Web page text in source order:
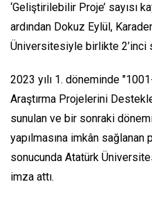
‘Geliştirilebilir Proje’ sayısı
ardından Dokuz Eylül,
Üniversitesiyle birlikte 2’inci
2023 yılı 1. döneminde
Araştırma Projelerini
sunulan ve bir sonraki
yapılmasına imkân
sonucunda Atatürk
imza attı.